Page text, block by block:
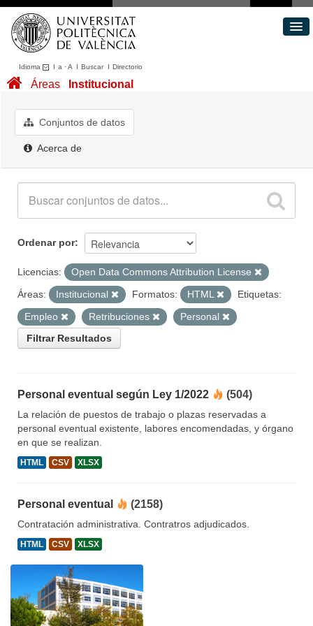
Idioma I a ·A I BuscarI Directorio
Conjuntos de datos
Acerca de
Áreas Institucional
Conjuntos de datos
Acerca de
Ordenar por
Licencias:
Open Data Commons Attribution License
Áreas:
Institucional Formatos: HTML
Etiquetas:
Empleo
Retribuciones
Personal
Filtrar Resultados
Personal eventual según Ley 1/2022 (504)
La relación de puestos de trabajo o plazas reservadas a
personal eventual existente, labores encomendadas, y órgano
en que se realizan.
HTML CSV XLSX
Personal eventual (2158)
Contratación administrativa. Contratros adjudicados.
HTML CSV XLSX